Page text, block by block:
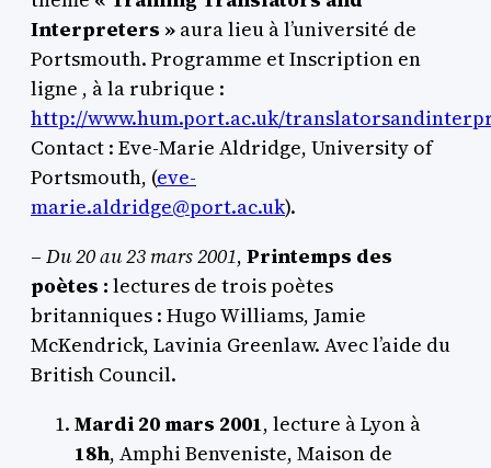
Interpreters » aura lieu à l’université de
Portsmouth. Programme et Inscription en
ligne , à la rubrique :
http://www.hum.port.ac.uk/
Contact : Eve-Marie Aldridge, University of
Portsmouth, (eve-
marie.aldridge@port.ac.uk).
– Du 20 au 23 mars 2001, Printemps des
poètes : lectures de trois poètes
britanniques : Hugo Williams, Jamie
McKendrick, Lavinia Greenlaw. Avec l’aide du
British Council.
Mardi 20 mars 2001, lecture à Lyon à
18h, Amphi Benveniste, Maison de